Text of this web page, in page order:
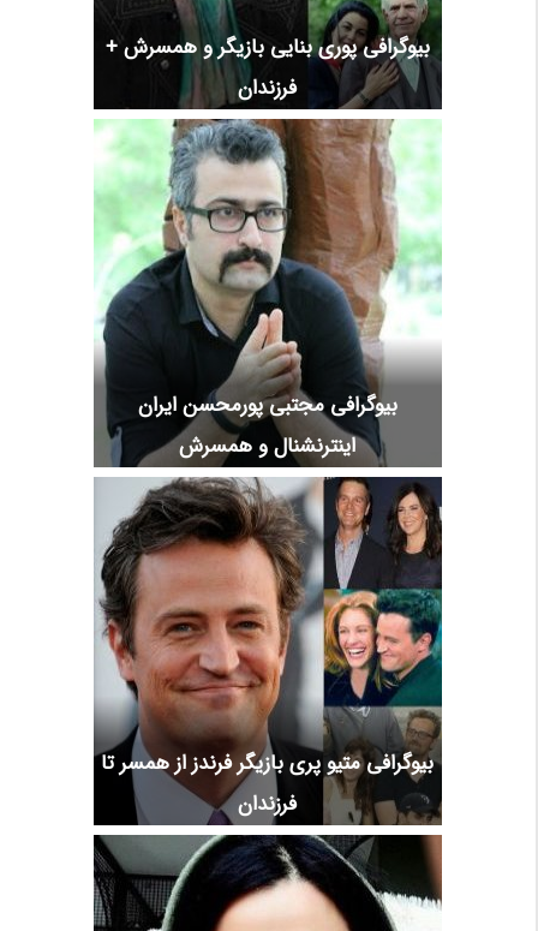
بیوگرافی پوری بنایی بازیگر و همسرش +
فرزندان
بیوگرافی مجتبی پورمحسن ایران
اینترنشنال و همسرش
بیوگرافی متیو پری بازیگر فرندز از همسر تا
فرزندان